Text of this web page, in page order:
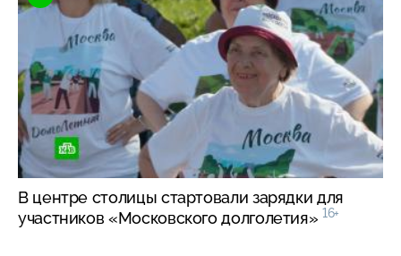
В центре столицы стартовали зарядки для
участников «Московского долголетия» 16+